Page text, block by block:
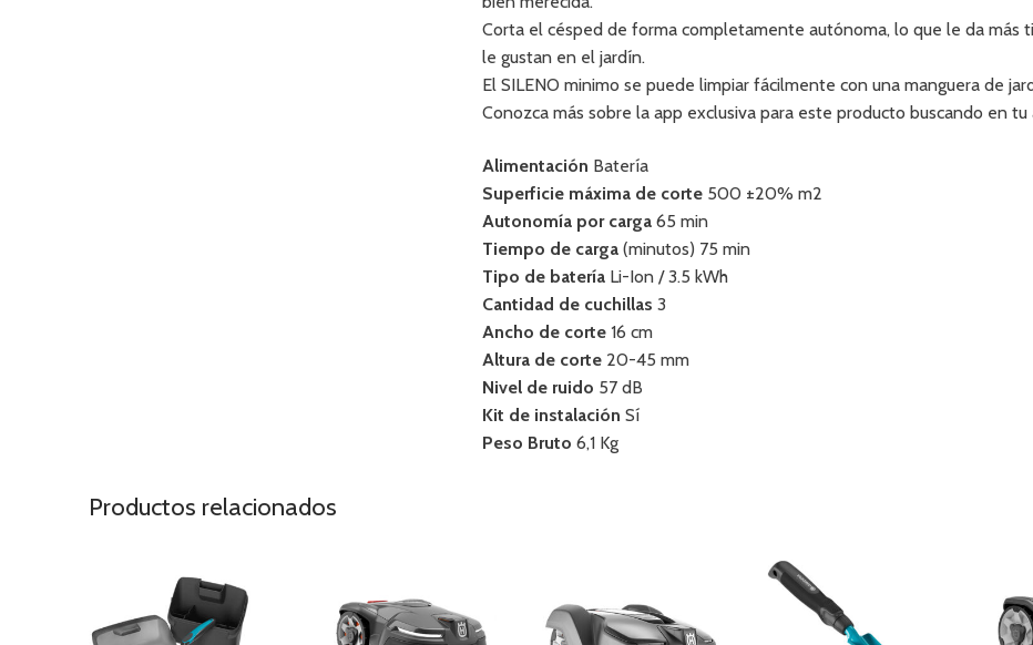
Corta el césped de forma completamente autónoma, lo que le da más
le gustan en el jardín.
El SILENO minimo se puede limpiar fácilmente con una manguera de
Conozca más sobre la app exclusiva para este producto buscando en
Alimentación Batería
Superficie máxima de corte 500 ±20% m2
Autonomía por carga 65 min
Tiempo de carga (minutos) 75 min
Tipo de batería Li-Ion / 3.5 kWh
Cantidad de cuchillas 3
Ancho de corte 16 cm
Altura de corte 20-45 mm
Nivel de ruido 57 dB
Kit de instalación Sí
Peso Bruto 6,1 Kg
Productos relacionados